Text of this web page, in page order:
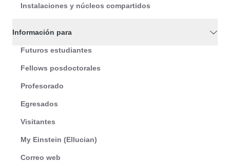
Instalaciones y núcleos compartidos
Información para
Futuros estudiantes
Fellows posdoctorales
Profesorado
Egresados
Visitantes
My Einstein (Ellucian)
Correo web